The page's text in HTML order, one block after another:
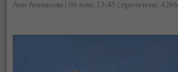
Ани Атанасова | 06 юли, 13:45 | прочетена: 4266